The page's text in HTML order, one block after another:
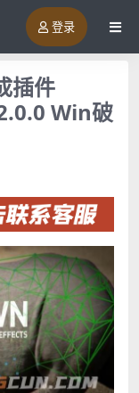
登录
插件
Win破